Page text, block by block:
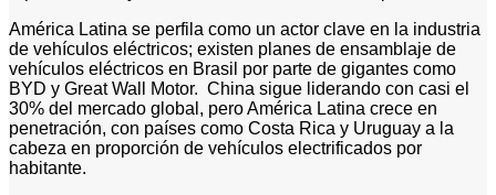
América Latina se perfila como un actor clave en la industria
de vehículos eléctricos; existen planes de ensamblaje de
vehículos eléctricos en Brasil por parte de gigantes como
BYD y Great Wall Motor. China sigue liderando con casi el
30% del mercado global, pero América Latina crece en
penetración, con países como Costa Rica y Uruguay a la
cabeza en proporción de vehículos electrificados por
habitante.